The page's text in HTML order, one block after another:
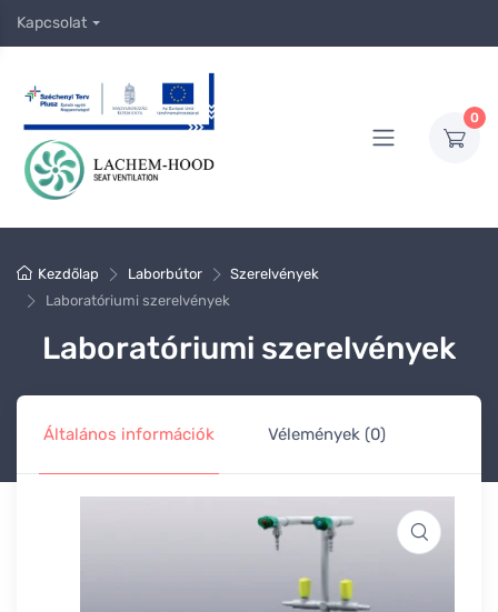
Kapcsolat
0
Kezdőlap Laborbútor
Szerelvények
Laboratóriumi szerelvények
Laboratóriumi szerelvények
Általános információk Vélemények (0)